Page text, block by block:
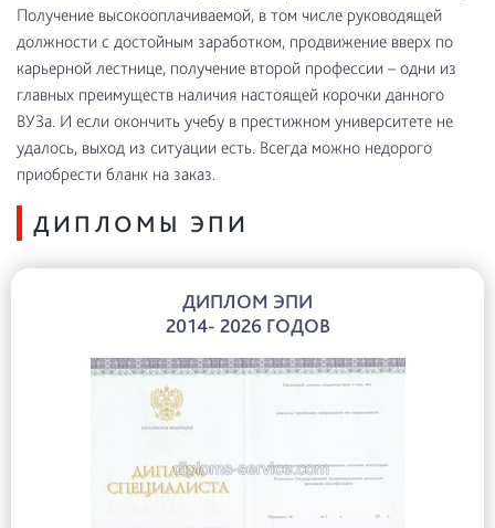
Получение высокооплачиваемой, в том числе руководящей
должности с достойным заработком, продвижение вверх по
карьерной лестнице, получение второй профессии – одни из
главных преимуществ наличия настоящей корочки данного
ВУЗа. И если окончить учебу в престижном университете не
удалось, выход из ситуации есть. Всегда можно недорого
приобрести бланк на заказ.
ДИПЛОМЫ ЭПИ
ДИПЛОМ ЭПИ
2014- 2026 ГОДОВ